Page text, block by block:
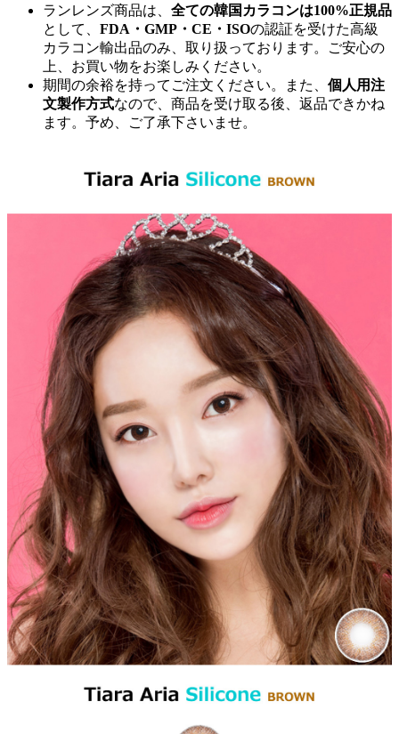
ランレンズ商品は、 全ての韓国カラコンは100%正規品
として、 FDA・GMP・CE・ISOの認証を受けた高級
カラコン輸出品のみ、取り扱っております。ご安心の
上、お買い物をお楽しみください。
期間の余裕を持ってご注文ください。また、 個人用注
文製作方式なので、商品を受け取る後、返品できかね
ます。予め、ご了承下さいませ。